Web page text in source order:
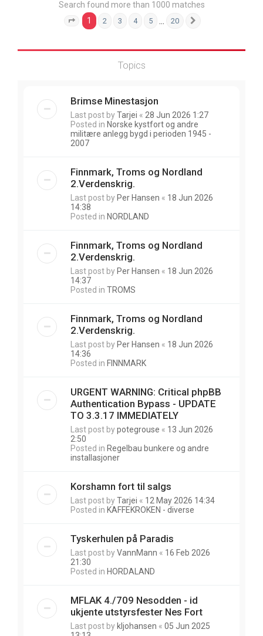
Search found more than 1000 matches
Page 1 of 20
1 2 3 4 5 20
Topics
Brimse Minestasjon
Last post byTarjei « 28 Jun 2026 1:27
Posted in Norske kystfort og andre
militære anlegg bygd i perioden 1945 -
2007
Finnmark, Troms og Nordland
2.Verdenskrig.
Last post by Per Hansen « 18 Jun 2026
14:38
Posted in NORDLAND
Finnmark, Troms og Nordland
2.Verdenskrig.
Last post by Per Hansen « 18 Jun 2026
14:37
Posted in TROMS
Finnmark, Troms og Nordland
2.Verdenskrig.
Last post by Per Hansen « 18 Jun 2026
14:36
Posted in FINNMARK
URGENT WARNING: Critical phpBB
Authentication Bypass - UPDATE
TO 3.3.17 IMMEDIATELY
Last post bypotegrouse « 13 Jun 2026
2:50
Posted in Regelbau bunkere og andre
installasjoner
Korshamn fort til salgs
Last post byTarjei « 12 May 2026 14:34
Posted in KAFFEKROKEN - diverse
Tyskerhulen på Paradis
Last post byVannMann « 16 Feb 2026
21:30
Posted in HORDALAND
MFLAK 4./709 Nesodden - id
ukjente utstyrsfester Nes Fort
Last post by kljohansen « 05 Jun 2025